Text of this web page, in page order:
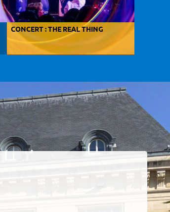
CONCERT : THE REAL THING